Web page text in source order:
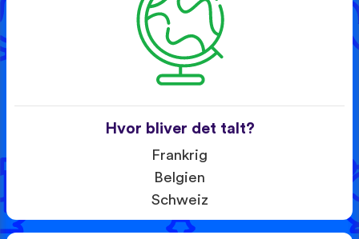
Hvor bliver det talt?
Frankrig
Belgien
Schweiz